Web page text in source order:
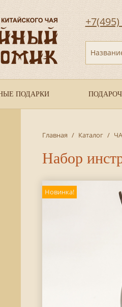
ПОДАРКИ
Главная / Каталог /
Набор
Новинка!